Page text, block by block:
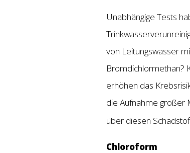
Unabhängige Tests
von Leitungswasser
Bromdichlormethan?
erhöhen das
die Aufnahme großer
über diesen
Chloroform